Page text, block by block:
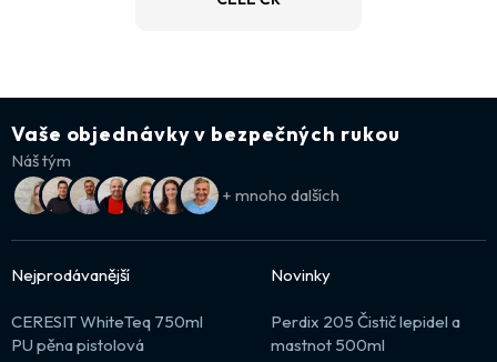
Vaše objednávky v bezpečných rukou
Náš tým
+ mnoho dalších
Nejprodávanější
CERESIT WhiteTeq 750ml
PU pěna pistolová
Novinky
Perdix 205 Čistič lepidel a
mastnot 500ml